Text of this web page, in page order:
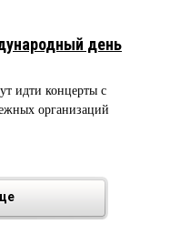
день
идти концерты с
организаций